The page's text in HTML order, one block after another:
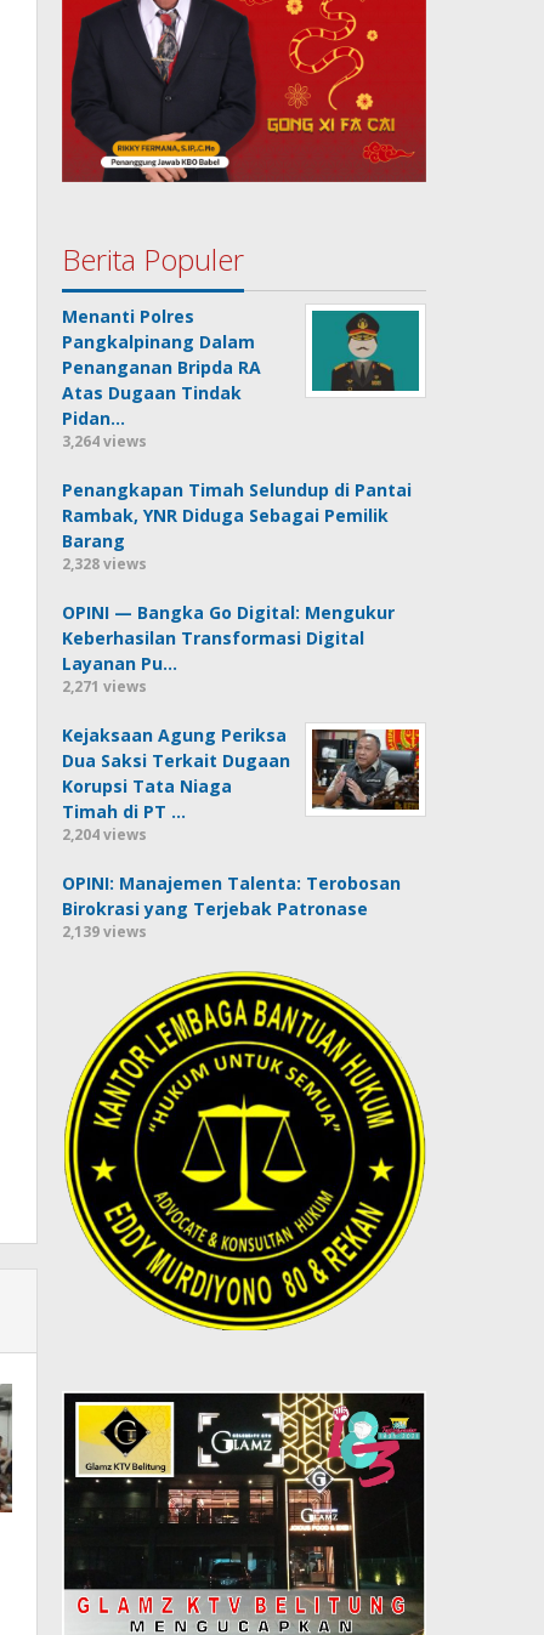
Berita Populer
Menanti Polres
Pangkalpinang Dalam
Penanganan Bripda RA
Atas Dugaan Tindak
Pidan…
3,264 views
Penangkapan Timah Selundup di Pantai
Rambak, YNR Diduga Sebagai Pemilik
Barang
2,328 views
OPINI — Bangka Go Digital: Mengukur
Keberhasilan Transformasi Digital
Layanan Pu…
2,271 views
Kejaksaan Agung Periksa
Dua Saksi Terkait Dugaan
Korupsi Tata Niaga
Timah di PT …
2,204 views
OPINI: Manajemen Talenta: Terobosan
Birokrasi yang Terjebak Patronase
2,139 views